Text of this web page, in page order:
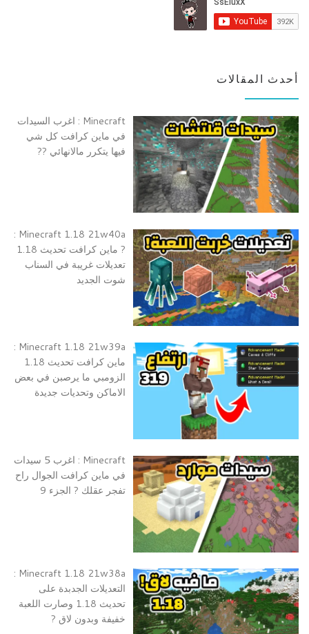
أحدث المقالات
Minecraft : اغرب السيدات
في ماين كرافت كل شي
فيها يتكرر مالانهائي ??
Minecraft 1.18 21w40a :
? ماين كرافت تحديث 1.18
تعديلات غريبة في السناب
شوت الجديد
Minecraft 1.18 21w39a :
ماين كرافت تحديث 1.18
الزومبي ما يرصبن في بعض
الاماكن وتحديات جديدة
Minecraft : اغرب 5 سيدات
في ماين كرافت الجوال راح
تفجر عقلك ? الجزء 9
Minecraft 1.18 21w38a :
التعديلات الجدبدة على
تحديث 1.18 وصارت اللعبة
خفيفة وبدون لاق ?